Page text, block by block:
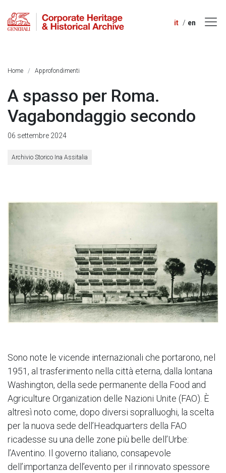
it en
Home Approfondimenti
A spasso per Roma.
Vagabondaggio secondo
06 settembre 2024
Archivio Storico Ina Assitalia
Sono note le vicende internazionali che portarono, nel
1951, al trasferimento nella città eterna, dalla lontana
Washington, della sede permanente della Food and
Agriculture Organization delle Nazioni Unite (FAO). È
altresì noto come, dopo diversi sopralluoghi, la scelta
per la nuova sede dell’Headquarters della FAO
ricadesse su una delle zone più belle dell’Urbe:
l’Aventino. Il governo italiano, consapevole
dell’importanza dell’evento per il rinnovato spessore